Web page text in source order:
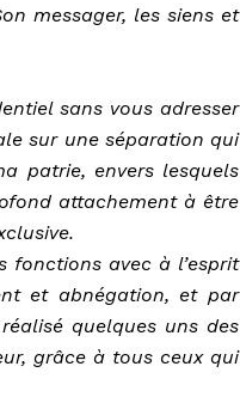
messager, les siens et
sans vous adresser
sur une séparation qui
patrie, envers lesquels
attachement à être
fonctions avec à l’esprit
et abnégation, et par
quelques uns des
grâce à tous ceux qui